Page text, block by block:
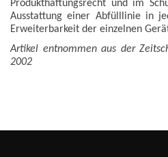
Produkthaftungsrecht und im
Ausstattung einer Abfülllinie in
Erweiterbarkeit der einzelnen
Artikel entnommen aus der
2002